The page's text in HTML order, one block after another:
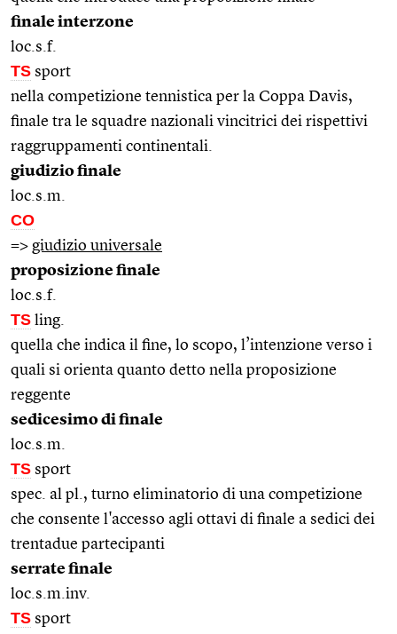
finale interzone
loc.s.f.
TS sport
nella competizione tennistica per la Coppa Davis,
finale tra le squadre nazionali vincitrici dei rispettivi
raggruppamenti continentali.
giudizio finale
loc.s.m.
CO
=> giudizio universale
proposizione finale
loc.s.f.
TS ling.
quella che indica il fine, lo scopo, l’intenzione verso i
quali si orienta quanto detto nella proposizione
reggente
sedicesimo di finale
loc.s.m.
TS sport
spec. al pl., turno eliminatorio di una competizione
che consente l'accesso agli ottavi di finale a sedici dei
trentadue partecipanti
serrate finale
loc.s.m.inv.
TS sport